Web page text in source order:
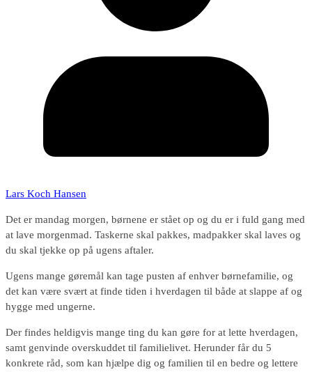
Lars Koch Hansen
Det er mandag morgen, børnene er stået op og du er i fuld gang med
at lave morgenmad. Taskerne skal pakkes, madpakker skal laves og
du skal tjekke op på ugens aftaler.
Ugens mange gøremål kan tage pusten af enhver børnefamilie, og
det kan være svært at finde tiden i hverdagen til både at slappe af og
hygge med ungerne.
Der findes heldigvis mange ting du kan gøre for at lette hverdagen,
samt genvinde overskuddet til familielivet. Herunder får du 5
konkrete råd, som kan hjælpe dig og familien til en bedre og lettere